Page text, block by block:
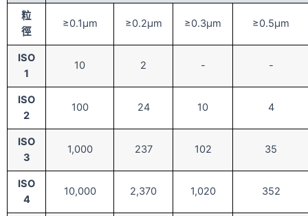
粒
徑
≥0.1μm ≥0.2μm ≥0.3μm ≥0.5μm
ISO
1
10 2 - -
ISO
2
100 24 10 4
ISO
3
1,000 237 102 35
ISO
4
10,000 2,370 1,020 352